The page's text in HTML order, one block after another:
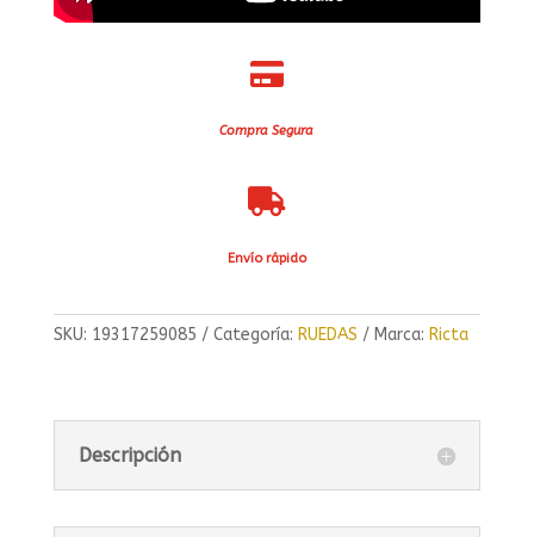

Compra Segura

Envío rápido
SKU: 19317259085 Categoría: RUEDAS Marca: Ricta
Descripción